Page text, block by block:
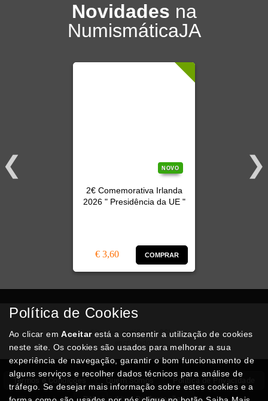
Novidades na
NumismáticaJA
NOVO
2€ Comemorativa Irlanda
2026 " Presidência da UE "
€ 3,60 COMPRAR
CompraSegura
Site com certificado SSLe
encriptado.
Termos e Condições Politica de Privacidade
RAL Livro Reclamações
Política de Cookies
Ao clicar emAceitarestá a consentir a utilização de cookies
neste site. Os cookies são usados para melhorar a sua
experiência de navegação, garantir o bom funcionamento de
alguns serviços e recolher dados técnicos para análise de
tráfego. Se desejar mais informação sobre estes cookies e a